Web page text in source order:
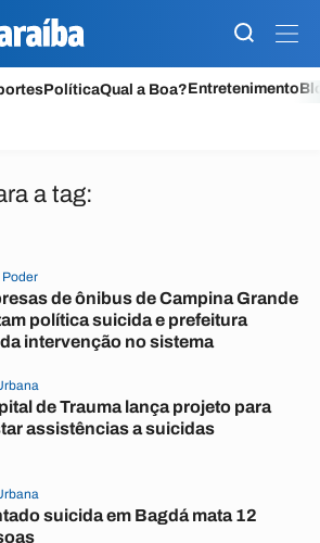
PolíticaQual a Boa?Entretenimento
a tag:
de ônibus de Campina Grande
política suicida e prefeitura
intervenção no sistema
de Trauma lança projeto para
assistências a suicidas
suicida em Bagdá mata 12